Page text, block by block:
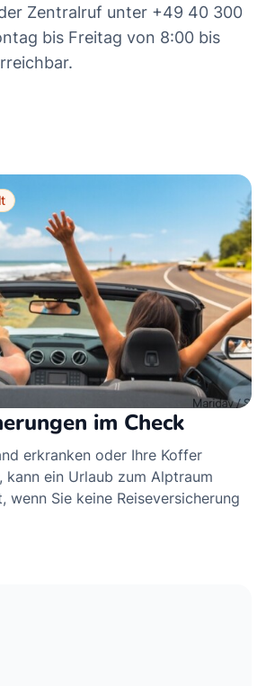
Zentralruf unter +49 40 300
bis Freitag von 8:00 bis
im Check
erkranken oder Ihre Koffer
kann ein Urlaub zum Alptraum
wenn Sie keine Reiseversicherung